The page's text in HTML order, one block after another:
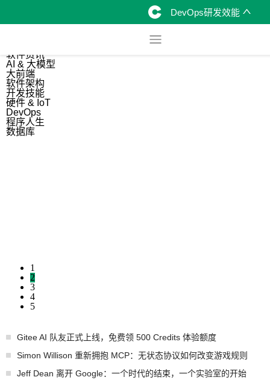
DevOps研发效能
软件资讯
AI & 大模型
大前端
软件架构
开发技能
硬件 & IoT
DevOps
程序人生
数据库
1
2
3
4
5
Gitee AI 队友正式上线，免费领 500 Credits 体验额度
Simon Willison 重新拥抱 MCP：无状态协议如何改变游戏规则
Jeff Dean 离开 Google：一个时代的结束，一个实验室的开始